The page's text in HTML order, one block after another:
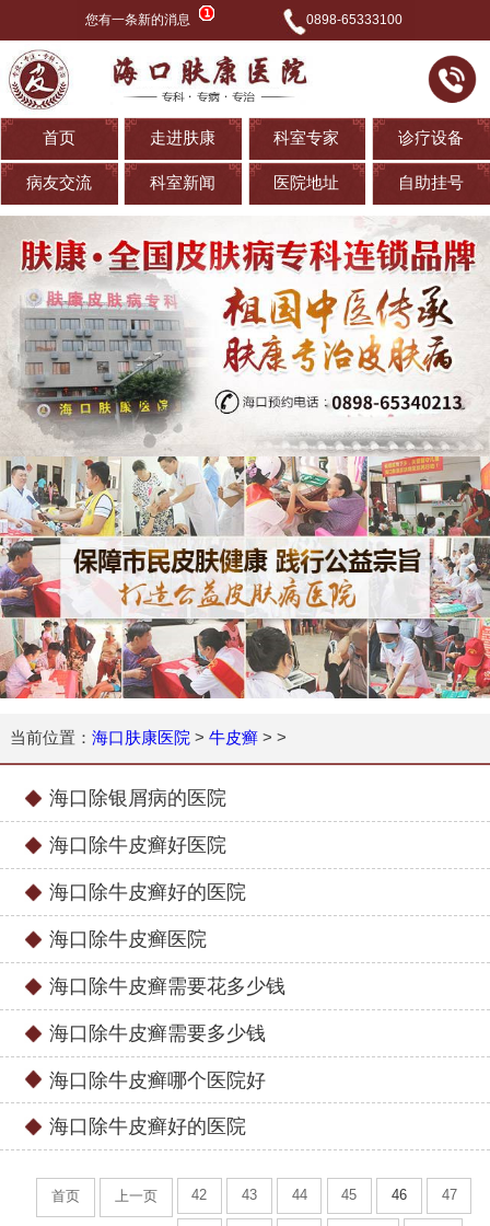
您有一条新的消息 0898-65333100
首页 走进肤康 科室专家 诊疗设备
病友交流 科室新闻 医院地址 自助挂号
当前位置： 海口肤康医院 > 牛皮癣> >
海口除银屑病的医院
海口除牛皮癣好医院
海口除牛皮癣好的医院
海口除牛皮癣医院
海口除牛皮癣需要花多少钱
海口除牛皮癣需要多少钱
海口除牛皮癣哪个医院好
海口除牛皮癣好的医院
首页 上一页 42 43 44 45 46 47